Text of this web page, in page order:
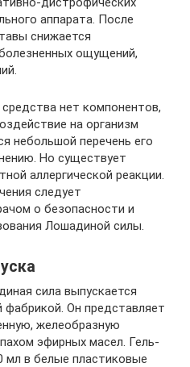
аппарата. После
снижается
ощущений,
нет компонентов,
на организм
небольшой перечень его
Но существует
аллергической реакции.
следует
о безопасности и
Лошадиной силы.
сила выпускается
фабрикой. Он представляет
желеобразную
эфирных масел. Гель-
мл в белые пластиковые